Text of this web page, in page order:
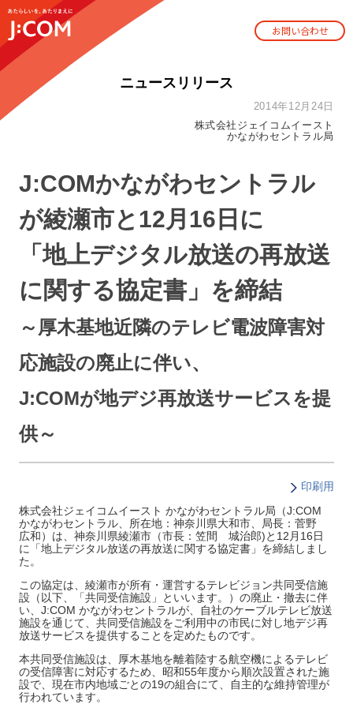
お問い合わせ
ニュースリリース
2014年12月24日
株式会社ジェイコムイースト
かながわセントラル局
J:COMかながわセントラル
が綾瀬市と12月16日に
「地上デジタル放送の再放送
に関する協定書」を締結
～厚木基地近隣のテレビ電波障害対
応施設の廃止に伴い、
J:COMが地デジ再放送サービスを提
供～
印刷用
株式会社ジェイコムイースト かながわセントラル局（J:COM
かながわセントラル、所在地：神奈川県大和市、局長：菅野
広和）は、神奈川県綾瀬市（市長：笠間 城治郎)と12月16日
に「地上デジタル放送の再放送に関する協定書」を締結しまし
た。
この協定は、綾瀬市が所有・運営するテレビジョン共同受信施
設（以下、「共同受信施設」といいます。）の廃止・撤去に伴
い、J:COM かながわセントラルが、自社のケーブルテレビ放送
施設を通じて、共同受信施設をご利用中の市民に対し地デジ再
放送サービスを提供することを定めたものです。
本共同受信施設は、厚木基地を離着陸する航空機によるテレビ
の受信障害に対応するため、昭和55年度から順次設置された施
設で、現在市内地域ごとの19の組合にて、自主的な維持管理が
行われています。